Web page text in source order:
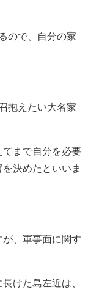
ので、自分の家
抱えたい大名家
まで自分を必要
決めたといいま
、軍事面に関す
けた島左近は、